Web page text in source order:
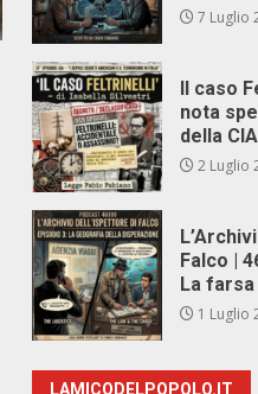
7 Luglio
Il caso
nota
della CIA
2 Luglio
Falco |
La
1 Luglio
LAMICODELPOPOLO.IT